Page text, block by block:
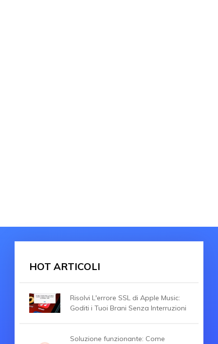
HOT ARTICOLI
Risolvi L'errore SSL di Apple Music:
Goditi i Tuoi Brani Senza Interruzioni
Soluzione funzionante: Come